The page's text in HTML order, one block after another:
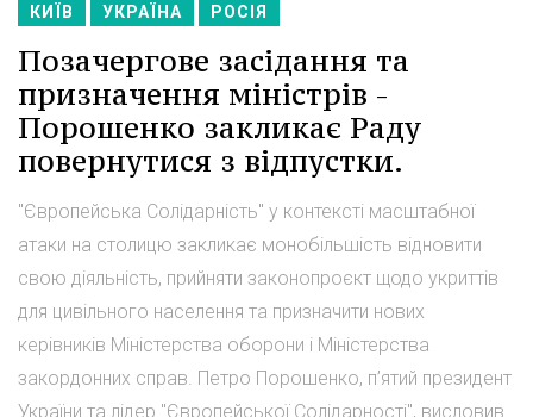
КИЇВ УКРАЇНА РОСІЯ
Позачергове засідання та
призначення міністрів -
Порошенко закликає Раду
повернутися з відпустки.
"Європейська Солідарність" у контексті масштабної
атаки на столицю закликає монобільшість відновити
свою діяльність, прийняти законопроєкт щодо укриттів
для цивільного населення та призначити нових
керівників Міністерства оборони і Міністерства
закордонних справ. Петро Порошенко, п’ятий президент
України та лідер "Європейської Солідарності", висловив